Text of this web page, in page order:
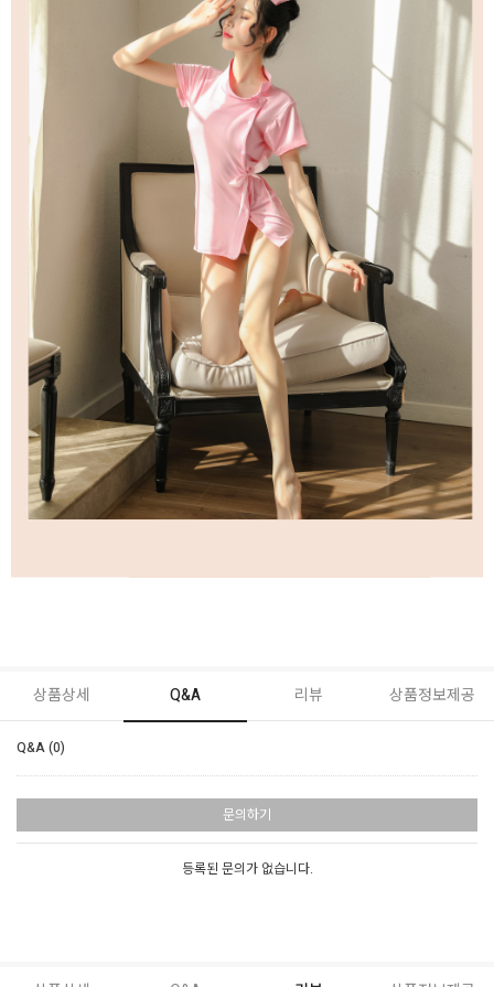
상품상세 Q&A 리뷰 상품정보제공
Q&A (0)
문의하기
등록된 문의가 없습니다.